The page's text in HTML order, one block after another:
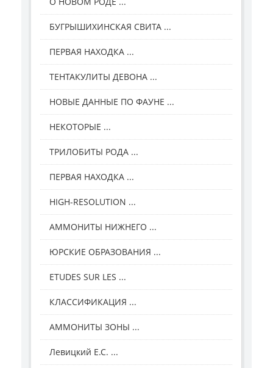
БУГРЫШИХИНСКАЯ СВИТА ...
ПЕРВАЯ НАХОДКА ...
ТЕНТАКУЛИТЫ ДЕВОНА ...
НОВЫЕ ДАННЫЕ ПО ФАУНЕ ...
НЕКОТОРЫЕ ...
ТРИЛОБИТЫ РОДА ...
ПЕРВАЯ НАХОДКА ...
HIGH-RESOLUTION ...
АММОНИТЫ НИЖНЕГО ...
ЮРСКИЕ ОБРАЗОВАНИЯ ...
ETUDES SUR LES ...
КЛАССИФИКАЦИЯ ...
АММОНИТЫ ЗОНЫ ...
Левицкий Е.С. ...